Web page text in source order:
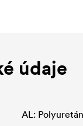
údaje
AL: